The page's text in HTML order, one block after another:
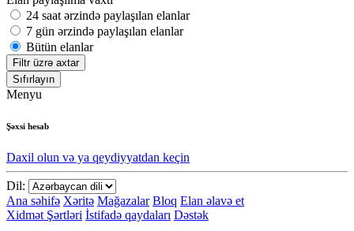
24 saat ərzində paylaşılan elanlar
7 gün ərzində paylaşılan elanlar
Bütün elanlar
Filtr üzrə axtar
Sıfırlayın
Menyu
Şəxsi hesab
Daxil olun və ya qeydiyyatdan keçin
Dil:
Ana səhifə Xəritə Mağazalar Bloq Elan əlavə et
Xidmət Şərtləri İstifadə qaydaları Dəstək